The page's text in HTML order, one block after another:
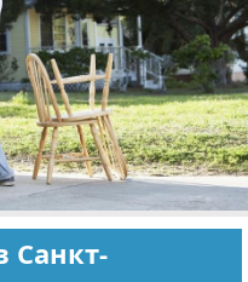
Санкт-